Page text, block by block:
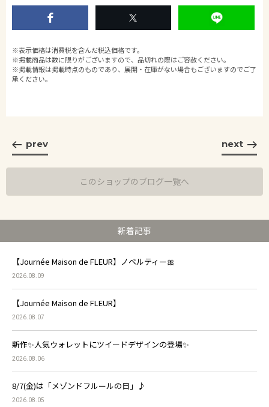
※表示価格は消費税を含んだ税込価格です。
※掲載商品は数に限りがございますので、品切れの際はご容赦ください。
※掲載情報は掲載時点のものであり、展開・在庫がない場合もございますのでご了
承ください。
prev next
このショップのブログ一覧へ
新着記事
【Journée Maison de FLEUR】ノベルティー🎀
2026.08.09
【Journée Maison de FLEUR】
2026.08.07
新作✨人気ウォレットにツイードデザインの登場✨
2026.08.06
8/7(金)は「メゾンドフルールの日」♪
2026.08.05